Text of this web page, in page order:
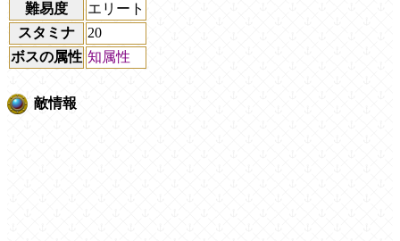
難易度
エリート
スタミナ
20
ボスの属性 知属性
敵情報